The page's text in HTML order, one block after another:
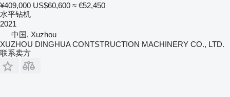
¥409,000 US$60,600 ≈ €52,450
水平钻机
2021
中国, Xuzhou
XUZHOU DINGHUA CONTSTRUCTION MACHINERY CO., LTD.
联系卖方